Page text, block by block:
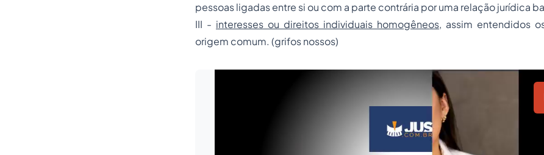
pessoas ligadas entre si ou com a parte contrária por uma relação jurídica
III - interesses ou direitos individuais homogêneos, assim entendidos
origem comum. (grifos nossos)